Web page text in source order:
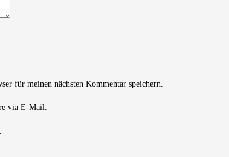
für meinen nächsten Kommentar speichern.
via E-Mail.